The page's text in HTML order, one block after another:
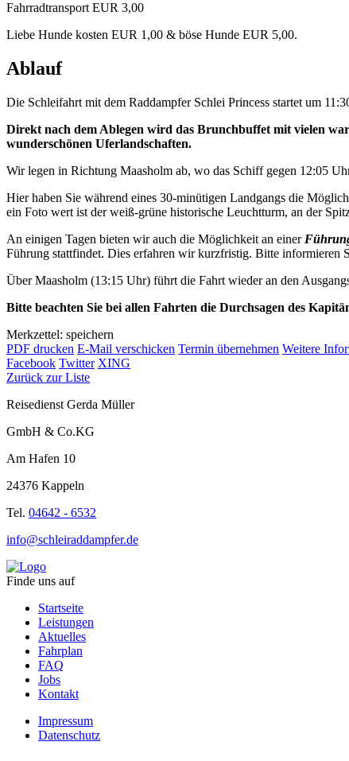
Fahrradtransport EUR 3,00
Liebe Hunde kosten EUR 1,00 & böse Hunde EUR 5,00.
Ablauf
Die Schleifahrt mit dem Raddampfer Schlei Princess startet um
Direkt nach dem Ablegen wird das Brunchbuffet mit vielen
wunderschönen Uferlandschaften.
Wir legen in Richtung Maasholm ab, wo das Schiff gegen 12:05
Hier haben Sie während eines 30-minütigen Landgangs die
ein Foto wert ist der weiß-grüne historische Leuchtturm, an der
An einigen Tagen bieten wir auch die Möglichkeit an einer
Führung stattfindet. Dies erfahren wir kurzfristig. Bitte informieren
Über Maasholm (13:15 Uhr) führt die Fahrt wieder an den
Bitte beachten Sie bei allen Fahrten die Durchsagen des
Merkzettel: speichern
PDF drucken E-Mail verschicken Termin übernehmen Weitere
Facebook Twitter XING
Zurück zur Liste
Reisedienst Gerda Müller
GmbH & Co.KG
Am Hafen 10
24376 Kappeln
Tel. 04642 - 6532
info@schleiraddampfer.de
Finde uns auf
Startseite
Leistungen
Aktuelles
Fahrplan
FAQ
Jobs
Kontakt
Impressum
Datenschutz